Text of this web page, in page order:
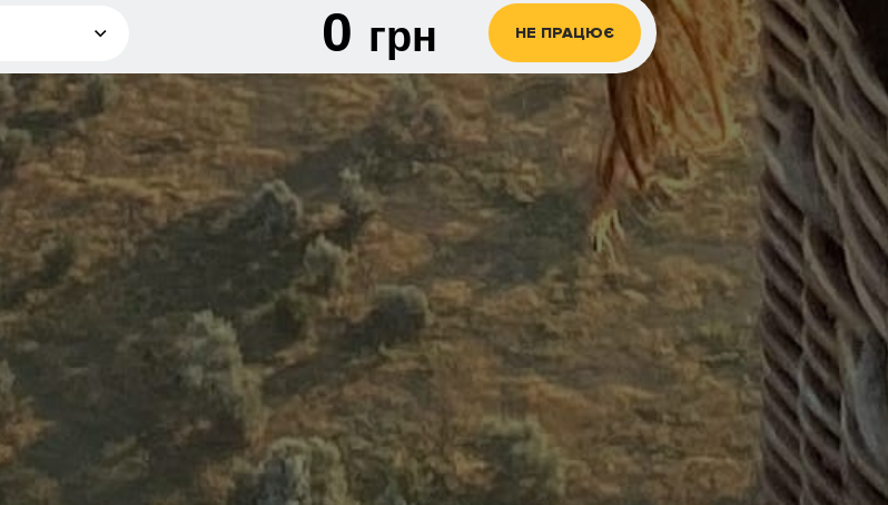
грн
грн
грн
грн
грн
0 грн НЕ ПРАЦЮЄ